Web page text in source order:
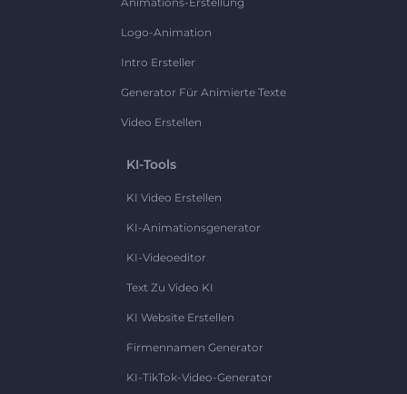
Logo-Animation
Intro Ersteller
Generator Für Animierte Texte
Video Erstellen
KI-Tools
KI Video Erstellen
KI-Animationsgenerator
KI-Videoeditor
Text Zu Video KI
KI Website Erstellen
Firmennamen Generator
KI-TikTok-Video-Generator